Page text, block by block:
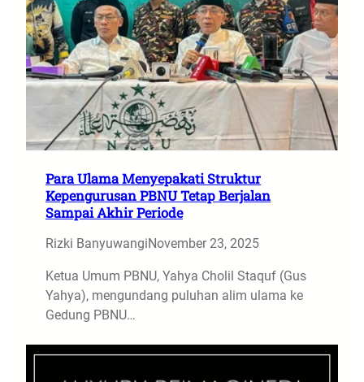
Para Ulama Menyepakati Struktur
Kepengurusan PBNU Tetap Berjalan
Sampai Akhir Periode
Rizki BanyuwangiNovember 23, 2025
Ketua Umum PBNU, Yahya Cholil Staquf (Gus
Yahya), mengundang puluhan alim ulama ke
Gedung PBNU…